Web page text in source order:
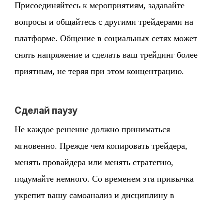
Присоединяйтесь к мероприятиям, задавайте
вопросы и общайтесь с другими трейдерами на
платформе. Общение в социальных сетях может
снять напряжение и сделать ваш трейдинг более
приятным, не теряя при этом концентрацию.
Сделай паузу
Не каждое решение должно приниматься
мгновенно. Прежде чем копировать трейдера,
менять провайдера или менять стратегию,
подумайте немного. Со временем эта привычка
укрепит вашу самоанализ и дисциплину в